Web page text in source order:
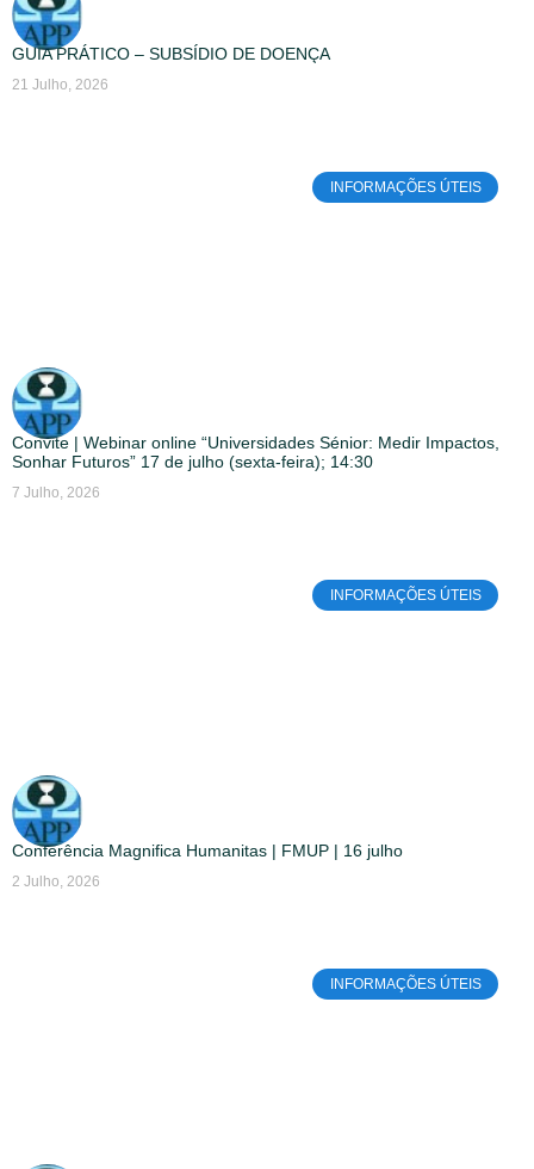
GUIA PRÁTICO – SUBSÍDIO DE DOENÇA
21 Julho, 2026
INFORMAÇÕES ÚTEIS
Convite | Webinar online “Universidades Sénior: Medir Impactos,
Sonhar Futuros” 17 de julho (sexta-feira); 14:30
7 Julho, 2026
INFORMAÇÕES ÚTEIS
Conferência Magnifica Humanitas | FMUP | 16 julho
2 Julho, 2026
INFORMAÇÕES ÚTEIS